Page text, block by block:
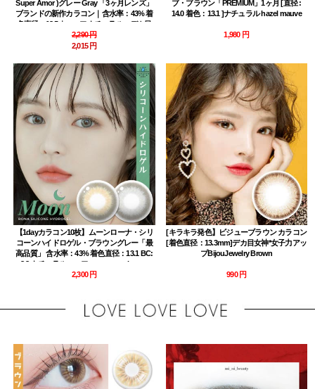
Super Amor )グレー Gray 「3ヶ月レンズ」
ブランドの新作カラコン｜含水率：43% 着
色直径：13.5｜ハーフナチュラル・デカ目
高発色
2,290 円
2,015 円
ブ・ブラウン「PREMIUM」1ヶ月 [直径 :
14.0 着色：13.1 ]ナチュラル hazel mauve
1,980 円
【1dayカラコン10枚】ムーンローナ・シリ
コーンハイドロゲル・ブラウングレー「最
高品質」 含水率：43% 着色直径：13.1 BC:
8.8 ナチュラルハーフ moon rona brown
gray contact lens
2,300 円
[キラキラ発色】ビジューブラウン カラコン
[着色直径：13.3mm]デカ目女神*女子力アッ
プBijouJewelry Brown
990 円